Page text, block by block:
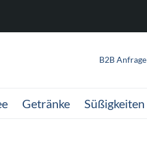
B2B Anfrage
Getränke Süßigkeiten